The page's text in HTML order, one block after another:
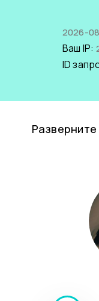
2026-
Ваш IP:
ID